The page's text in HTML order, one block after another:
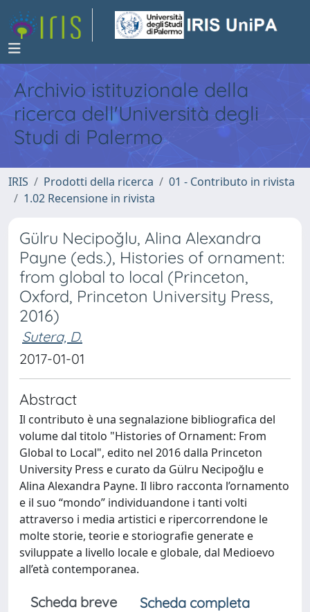
Archivio istituzionale della
ricerca dell'Università degli
Studi di Palermo
IRIS Prodotti della ricerca
01 - Contributo in rivista
1.02 Recensione in rivista
Gülru Necipoğlu, Alina Alexandra
Payne (eds.), Histories of ornament:
from global to local (Princeton,
Oxford, Princeton University Press,
2016)
Sutera, D.
2017-01-01
Abstract
Il contributo è una segnalazione bibliografica del
volume dal titolo "Histories of Ornament: From
Global to Local", edito nel 2016 dalla Princeton
University Press e curato da Gülru Necipoğlu e
Alina Alexandra Payne. Il libro racconta l’ornamento
e il suo “mondo” individuandone i tanti volti
attraverso i media artistici e ripercorrendone le
molte storie, teorie e storiografie generate e
sviluppate a livello locale e globale, dal Medioevo
all’età contemporanea.
Scheda breve
Scheda completa